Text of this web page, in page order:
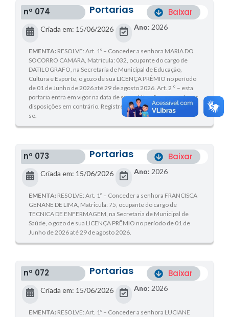
nº 074 Portarias Baixar
Criada em: 15/06/2026 Ano: 2026
EMENTA: RESOLVE: Art. 1º – Conceder a senhora MARIA DO
SOCORRO CAMARA, Matricula: 032, ocupante do cargo de
DATILOGRAFO, na Secretaria de Municipal de Educação,
Cultura e Esporte, o gozo de sua LICENÇA PRÊMIO no período
de 01 de Junho de 2026 até 29 de agosto 2026. Art. 2 ° – esta
portaria entra em vigor na data de sua publicação, revogadas as
disposições em contrário. Registre-se. Publique-se. Cumpra-
se.
nº 073 Portarias Baixar
Criada em: 15/06/2026 Ano: 2026
EMENTA: RESOLVE: Art. 1º – Conceder a senhora FRANCISCA
GENANE DE LIMA, Matricula: 75, ocupante do cargo de
TECNICA DE ENFERMAGEM, na Secretaria de Municipal de
Saúde, o gozo de sua LICENÇA PRÊMIO no período de 01 de
Junho de 2026 até 29 de agosto 2026.
nº 072 Portarias Baixar
Criada em: 15/06/2026 Ano: 2026
EMENTA: RESOLVE: Art. 1º – Conceder a senhora LUCIANE